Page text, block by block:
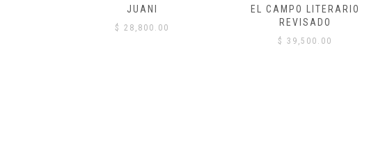
JUANI
$ 28,800.00
EL CAMPO LITERARIO
REVISADO
$ 39,500.00